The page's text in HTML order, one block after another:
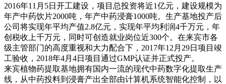
2016年11月5日开工建设，项目总投资将近1亿元，建设规模为
年产中药饮片2000吨，年产中药浸膏1000吨。生产基地投产后
公司将实现年平均产值2.8亿元，实现年平均利润4千万元，年
创税收上千万元，同时可创造就业岗位近300个。在来宾市各
级主管部门的高度重视和大力配合下，2017年12月29日项目竣
工验收，2018年4月4日项目通过GMP认证并正式投产。
来宾植物药提取基地拥有国内一流的现代中药数字化提取生产
线，从中药投料到浸膏产出全部由计算机系统智能化控制，以